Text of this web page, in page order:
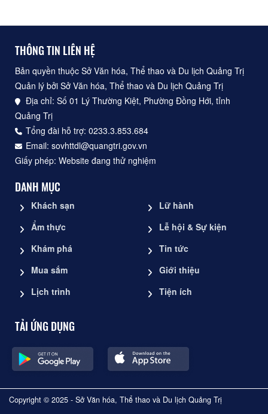
THÔNG TIN LIÊN HỆ
Bản quyền thuộc Sở Văn hóa, Thể thao và Du lịch Quảng Trị
Quản lý bởi Sở Văn hóa, Thể thao và Du lịch Quảng Trị
Địa chỉ: Số 01 Lý Thường Kiệt, Phường Đồng Hới, tỉnh
Quảng Trị
Tổng đài hỗ trợ: 0233.3.853.684
Email: sovhttdl@quangtri.gov.vn
Giấy phép: Website đang thử nghiệm
DANH MỤC
Khách sạn
Ẩm thực
Khám phá
Mua sắm
Lịch trình
Lữ hành
Lễ hội & Sự kiện
Tin tức
Giới thiệu
Tiện ích
TẢI ỨNG DỤNG
Copyright © 2025 - Sở Văn hóa, Thể thao và Du lịch Quảng Trị